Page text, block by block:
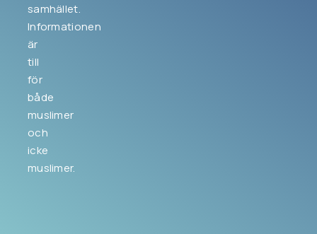
samhället.
Informationen
är
till
för
både
muslimer
och
icke
muslimer.